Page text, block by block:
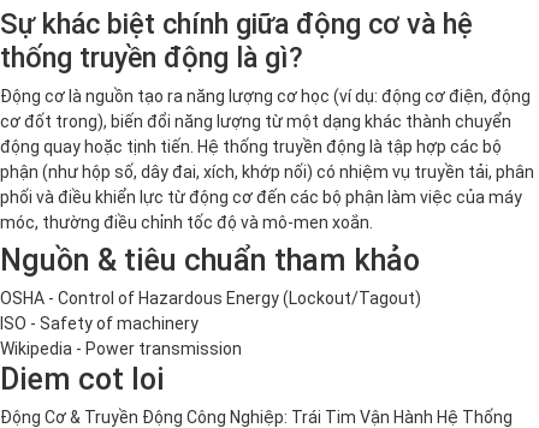
Sự khác biệt chính giữa động cơ và hệ
thống truyền động là gì?
Động cơ là nguồn tạo ra năng lượng cơ học (ví dụ: động cơ điện, động
cơ đốt trong), biến đổi năng lượng từ một dạng khác thành chuyển
động quay hoặc tịnh tiến. Hệ thống truyền động là tập hợp các bộ
phận (như hộp số, dây đai, xích, khớp nối) có nhiệm vụ truyền tải, phân
phối và điều khiển lực từ động cơ đến các bộ phận làm việc của máy
móc, thường điều chỉnh tốc độ và mô-men xoắn.
Nguồn & tiêu chuẩn tham khảo
OSHA - Control of Hazardous Energy (Lockout/Tagout)
ISO - Safety of machinery
Wikipedia - Power transmission
Diem cot loi
Động Cơ & Truyền Động Công Nghiệp: Trái Tim Vận Hành Hệ Thống